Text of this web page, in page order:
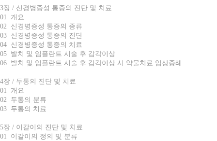
3장 / 신경병증성 통증의 진단 및 치료
01 개요
02 신경병증성 통증의 종류
03 신경병증성 통증의 진단
04 신경병증성 통증의 치료
05 발치 및 임플란트 시술 후 감각이상
06 발치 및 임플란트 시술 후 감각이상 시 약물치료 임상증례
4장 / 두통의 진단 및 치료
01 개요
02 두통의 분류
03 두통의 치료
5장 / 이갈이의 진단 및 치료
01 이갈이의 정의 및 분류